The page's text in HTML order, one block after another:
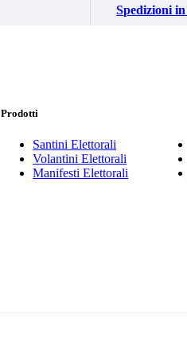
Spedizioni
Prodotti
Santini Elettorali
Volantini Elettorali
Manifesti Elettorali